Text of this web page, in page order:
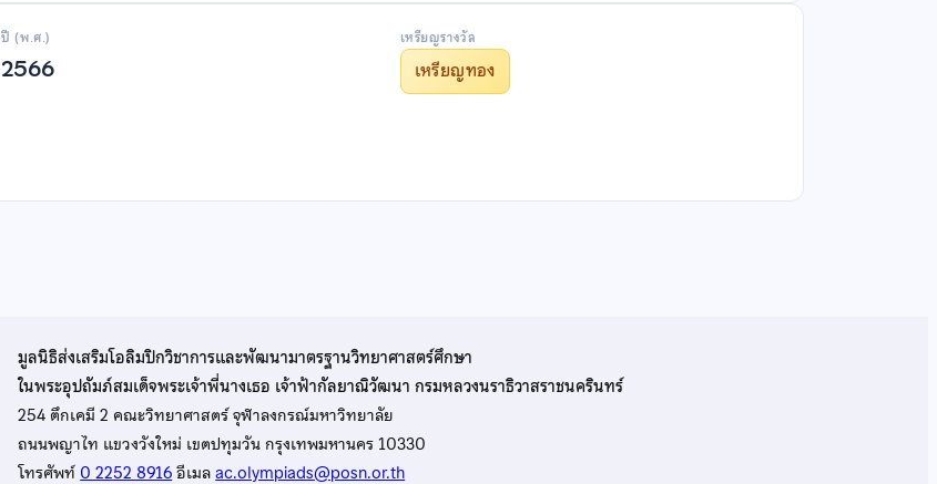
ปี (พ.ศ.)
2566
เหรียญรางวัล
เหรียญทอง
มูลนิธิส่งเสริมโอลิมปิกวิชาการและพัฒนามาตรฐานวิทยาศาสตร์ศึกษา
ในพระอุปถัมภ์สมเด็จพระเจ้าพี่นางเธอ เจ้าฟ้ากัลยาณิวัฒนา กรมหลวงนราธิวาสราชนครินทร์
254 ตึกเคมี 2 คณะวิทยาศาสตร์ จุฬาลงกรณ์มหาวิทยาลัย
ถนนพญาไท แขวงวังใหม่ เขตปทุมวัน กรุงเทพมหานคร 10330
โทรศัพท์0 2252 8916อีเมลac.olympiads@posn.or.th